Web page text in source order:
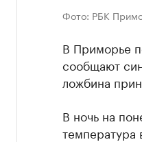
Фото: РБК
В Приморье
сообщают
ложбина
В ночь на
температура